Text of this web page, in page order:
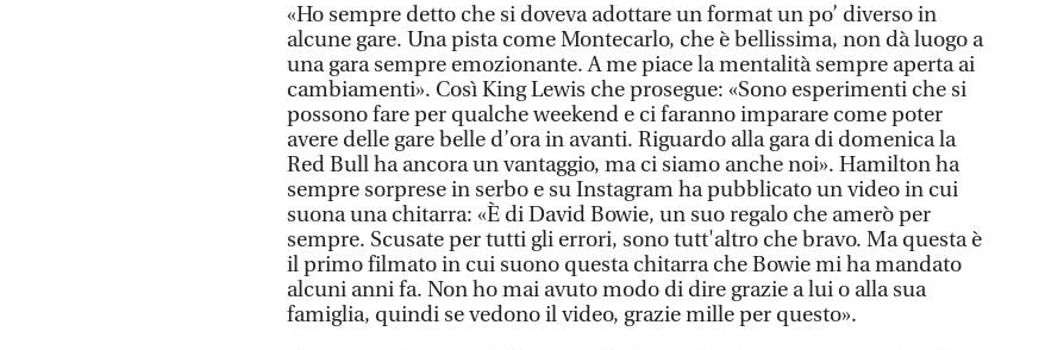
«Ho sempre detto che si doveva adottare un format un po’ diverso in
alcune gare. Una pista come Montecarlo, che è bellissima, non dà luogo a
una gara sempre emozionante. A me piace la mentalità sempre aperta ai
cambiamenti». Così King Lewis che prosegue: «Sono esperimenti che si
possono fare per qualche weekend e ci faranno imparare come poter
avere delle gare belle d’ora in avanti. Riguardo alla gara di domenica la
Red Bull ha ancora un vantaggio, ma ci siamo anche noi». Hamilton ha
sempre sorprese in serbo e su Instagram ha pubblicato un video in cui
suona una chitarra: «È di David Bowie, un suo regalo che amerò per
sempre. Scusate per tutti gli errori, sono tutt'altro che bravo. Ma questa è
il primo filmato in cui suono questa chitarra che Bowie mi ha mandato
alcuni anni fa. Non ho mai avuto modo di dire grazie a lui o alla sua
famiglia, quindi se vedono il video, grazie mille per questo».